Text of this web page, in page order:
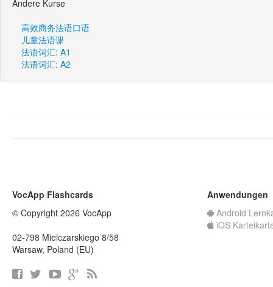
Andere Kurse
高效商务法语口语
儿童法语课
法语词汇: A1
法语词汇: A2
VocApp Flashcards
© Copyright 2026 VocApp
02-798 Mielczarskiego 8/58
Warsaw, Poland (EU)
Anwendungen
Android
iOS